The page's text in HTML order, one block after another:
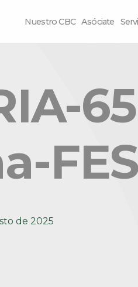
Nuestro CBC Asóciate
de 2025